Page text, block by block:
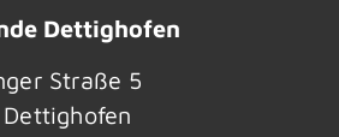
Dettighofen
Straße 5
Dettighofen